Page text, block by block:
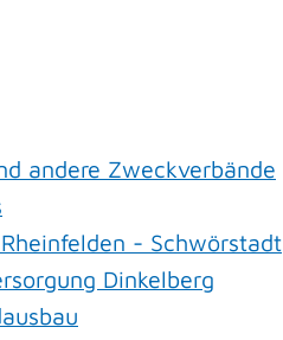
andere Zweckverbände
- Schwörstadt
Dinkelberg